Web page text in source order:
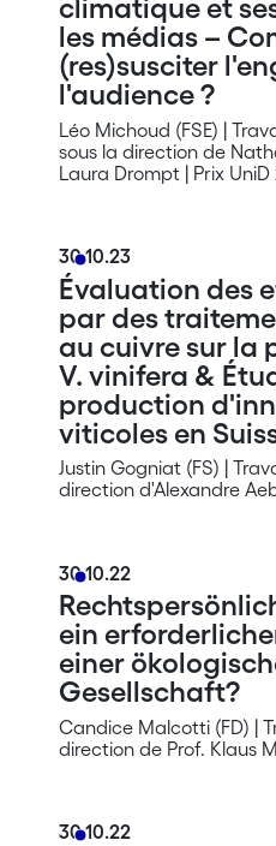
climatique et
les médias –
(res)susciter
l'audience ?
Léo Michoud (FSE) |
sous la direction de
Laura Drompt | Prix UniD
30.10.23
Évaluation des
par des
au cuivre sur la
V. vinifera &
production
viticoles en
Justin Gogniat (FS) |
direction d'Alexandre
30.10.22
ein
einer
Gesellschaft?
Candice Malcotti (FD) |
direction de Prof. Klaus
30.10.22